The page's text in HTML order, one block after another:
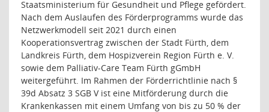
Staatsministerium für Gesundheit und Pflege gefördert.
Nach dem Auslaufen des Förderprogramms wurde das
Netzwerkmodell seit 2021 durch einen
Kooperationsvertrag zwischen der Stadt Fürth, dem
Landkreis Fürth, dem Hospizverein Region Fürth e. V.
sowie dem Palliativ-Care Team Fürth gGmbH
weitergeführt. Im Rahmen der Förderrichtlinie nach §
39d Absatz 3 SGB V ist eine Mitförderung durch die
Krankenkassen mit einem Umfang von bis zu 50 % der